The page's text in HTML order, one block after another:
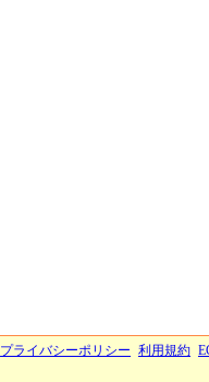
プライバシーポリシー 利用規約